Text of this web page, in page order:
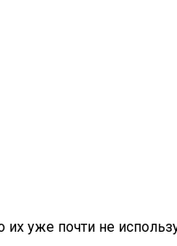
уже почти не